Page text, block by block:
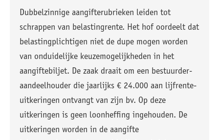
Dubbelzinnige aangifterubrieken leiden tot
schrappen van belastingrente. Het hof oordeelt dat
belastingplichtigen niet de dupe mogen worden
van onduidelijke keuzemogelijkheden in het
aangiftebiljet. De zaak draait om een bestuurder-
aandeelhouder die jaarlijks € 24.000 aan lijfrente-
uitkeringen ontvangt van zijn bv. Op deze
uitkeringen is geen loonheffing ingehouden. De
uitkeringen worden in de aangifte